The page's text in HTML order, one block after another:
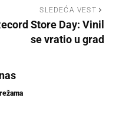
SLEDEĆA VEST
Store Day: Vinil
se vratio u grad